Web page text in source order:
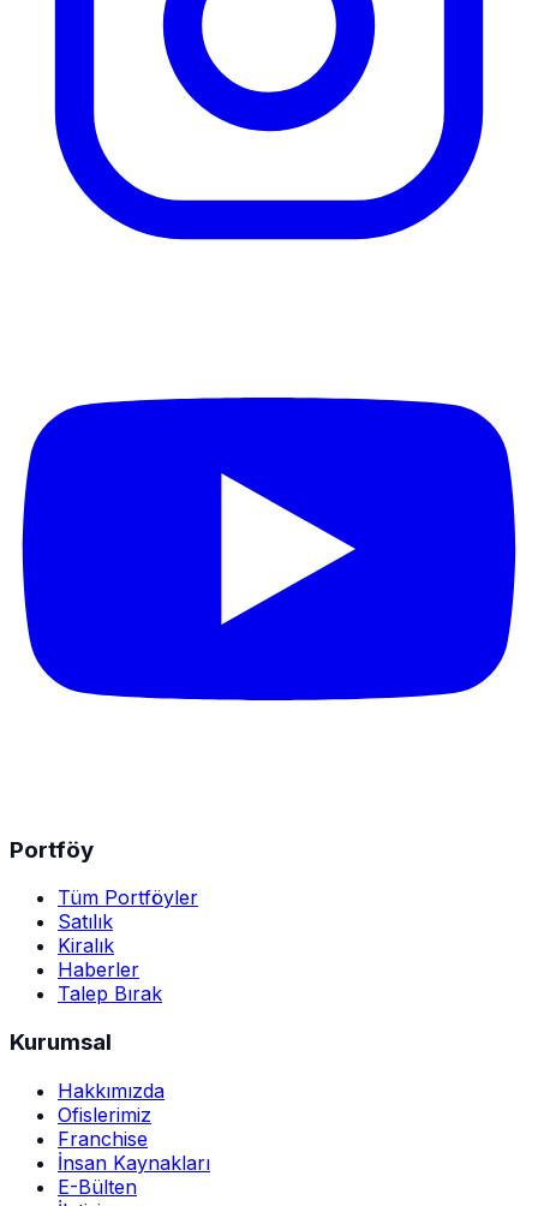
Portföy
Tüm Portföyler
Satılık
Kiralık
Haberler
Talep Bırak
Kurumsal
Hakkımızda
Ofislerimiz
Franchise
İnsan Kaynakları
E-Bülten